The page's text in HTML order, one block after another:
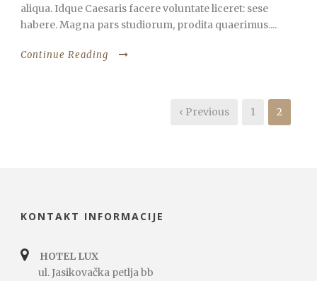
aliqua. Idque Caesaris facere voluntate liceret: sese
habere. Magna pars studiorum, prodita quaerimus....
Continue Reading
‹ Previous 1 2
KONTAKT INFORMACIJE
HOTEL LUX
ul. Jasikovačka petlja bb